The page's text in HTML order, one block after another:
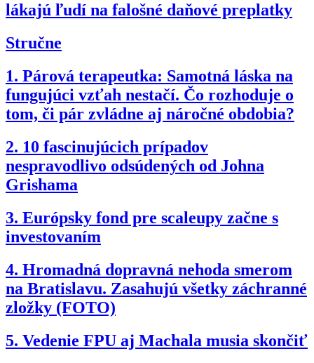
lákajú ľudí na falošné daňové preplatky
Stručne
1. Párová terapeutka: Samotná láska na
fungujúci vzťah nestačí. Čo rozhoduje o
tom, či pár zvládne aj náročné obdobia?
2. 10 fascinujúcich prípadov
nespravodlivo odsúdených od Johna
Grishama
3. Európsky fond pre scaleupy začne s
investovaním
4. Hromadná dopravná nehoda smerom
na Bratislavu. Zasahujú všetky záchranné
zložky (FOTO)
5. Vedenie FPU aj Machala musia skončiť